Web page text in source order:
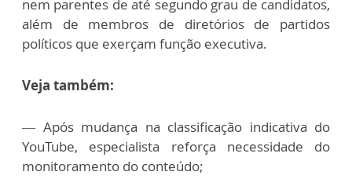
nem parentes de até segundo grau de candidatos,
além de membros de diretórios de partidos
políticos que exerçam função executiva.
Veja também:
— Após mudança na classificação indicativa do
YouTube, especialista reforça necessidade do
monitoramento do conteúdo;